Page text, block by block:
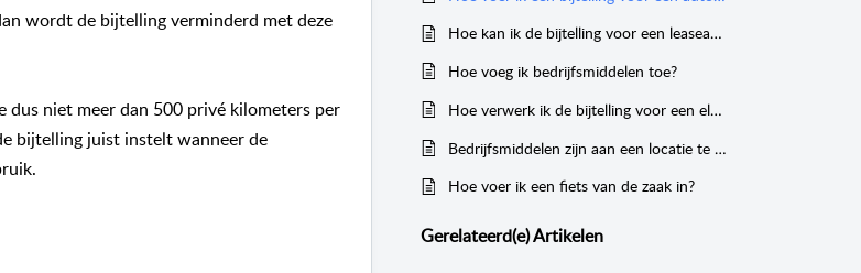
wordt de bijtelling verminderd met deze
dus niet meer dan 500 privé kilometers per
bijtelling juist instelt wanneer de
Hoe kan ik de bijtelling voor een leaseauto corrigeren?
Hoe voeg ik bedrijfsmiddelen toe?
Hoe verwerk ik de bijtelling voor een elektrische auto met een waarde boven de 30.000 euro?
Bedrijfsmiddelen zijn aan een locatie te koppelen
Hoe voer ik een fiets van de zaak in?
Gerelateerd(e)Artikelen